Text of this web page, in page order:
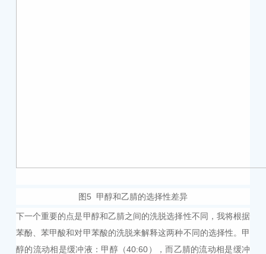
图5 甲醇和乙腈的选择性差异
下一个重要的点是甲醇和乙腈之间的洗脱选择性不同，我将根据
苯酚、苯甲酸和对甲苯酸的洗脱来解释这两种不同的选择性。甲
醇的流动相是缓冲液：甲醇（40:60） ，而乙腈的流动相是缓冲